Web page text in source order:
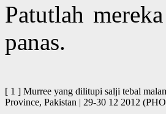
Patutlah
panas.
[ 1 ] Murree yang dilitupi salji tebal
Province, Pakistan | 29-30 12 2012